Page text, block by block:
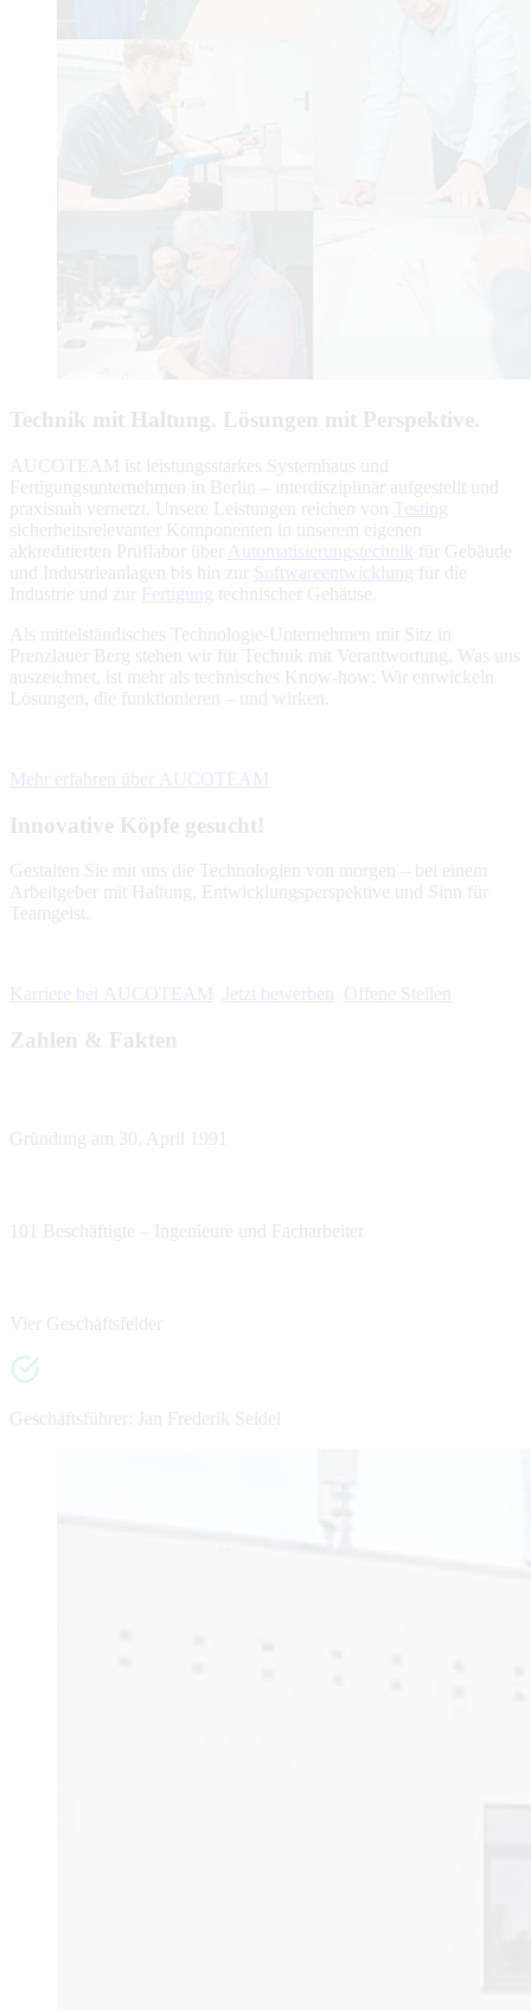
Technik mit Haltung. Lösungen mit Perspektive.
AUCOTEAM ist leistungsstarkes Systemhaus und
Fertigungsunternehmen in Berlin – interdisziplinär aufgestellt und
praxisnah vernetzt. Unsere Leistungen reichen von
Testing
sicherheitsrelevanter Komponenten in unserem eigenen
akkreditierten Prüflabor über
Automatisierungstechnik für Gebäude
und Industrieanlagen bis hin zur
Softwareentwicklung für die
Industrie und zur
Fertigung technischer Gehäuse.
Als mittelständisches Technologie-Unternehmen mit Sitz in
Prenzlauer Berg stehen wir für Technik mit Verantwortung. Was uns
auszeichnet, ist mehr als technisches Know-how: Wir entwickeln
Lösungen, die funktionieren – und wirken.
Mehr erfahren über AUCOTEAM
Innovative Köpfe gesucht!
Gestalten Sie mit uns die Technologien von morgen – bei einem
Arbeitgeber mit Haltung, Entwicklungsperspektive und Sinn für
Teamgeist.
Karriere bei AUCOTEAM Jetzt bewerben Offene Stellen
Zahlen & Fakten
Gründung am 30. April 1991
101 Beschäftigte – Ingenieure und Facharbeiter
Vier Geschäftsfelder
Geschäftsführer: Jan Frederik Seidel